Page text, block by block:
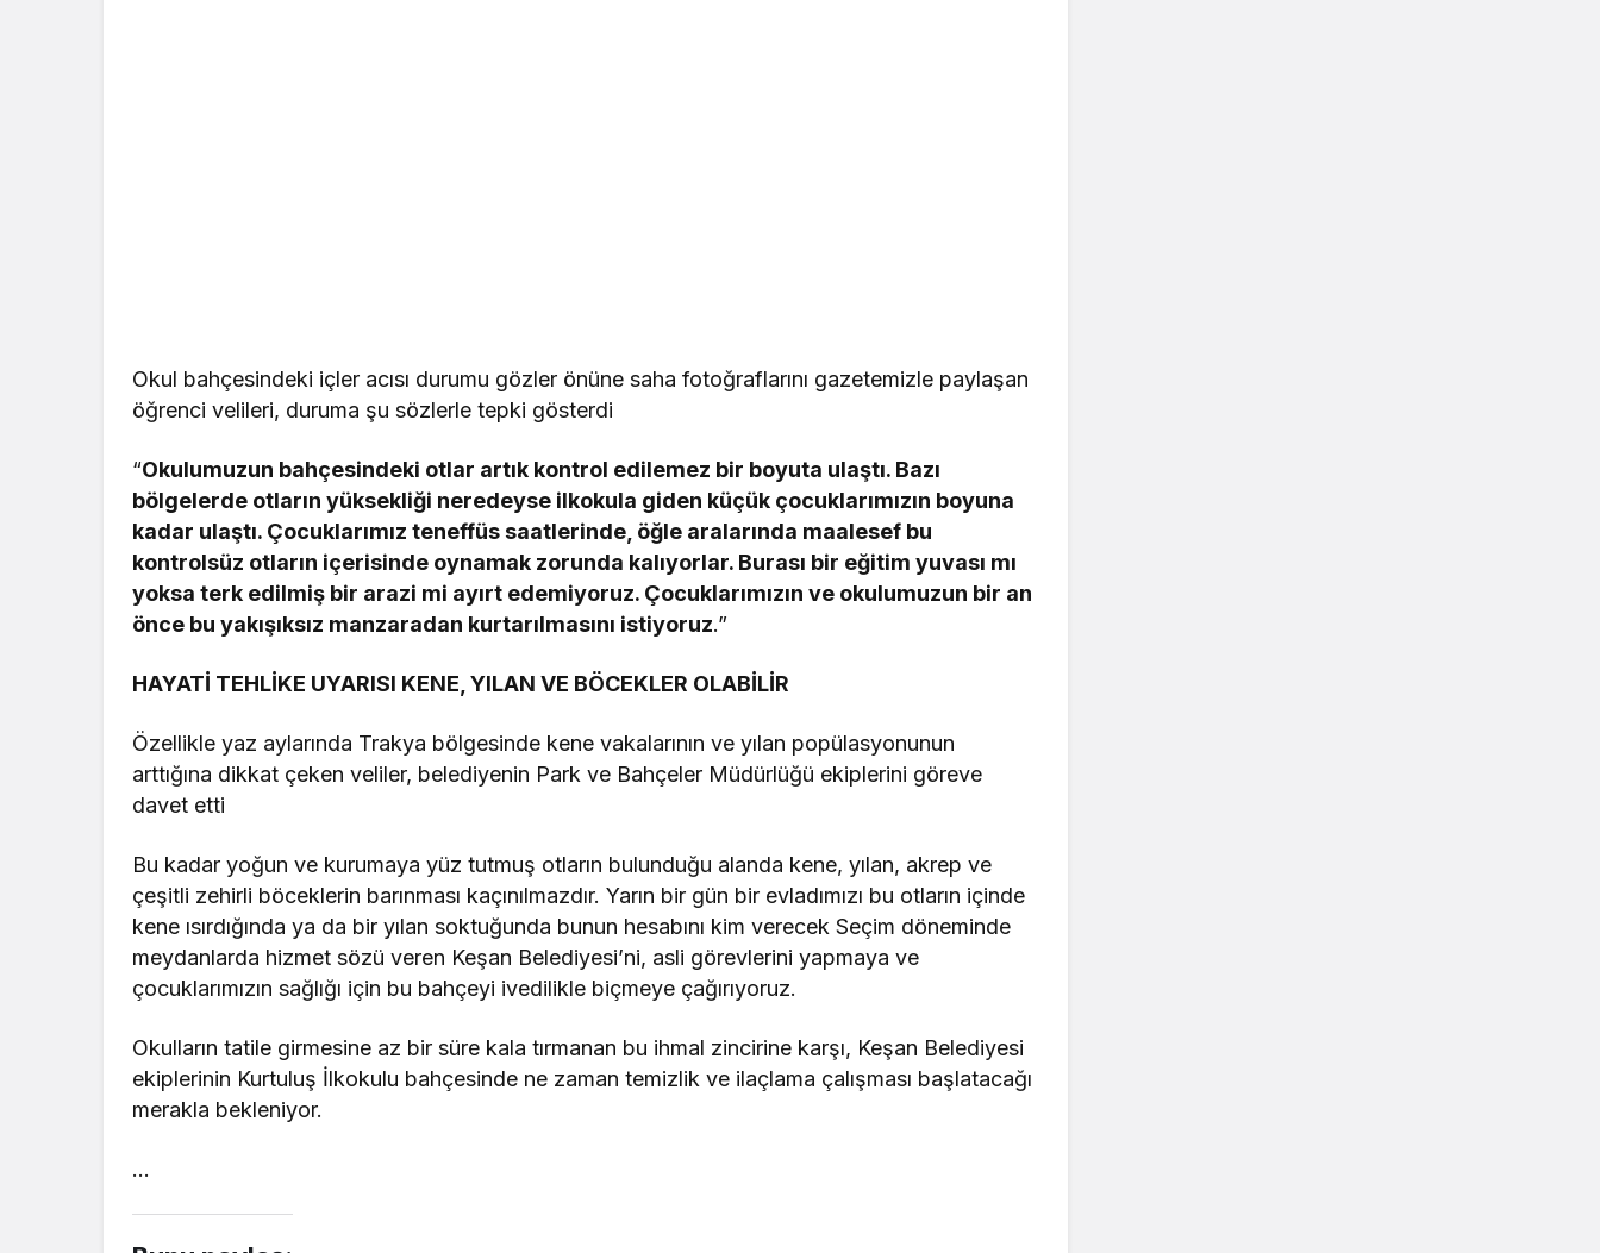
Okul bahçesindeki içler acısı durumu gözler önüne saha fotoğraflarını gazetemizle paylaşan
öğrenci velileri, duruma şu sözlerle tepki gösterdi
“Okulumuzun bahçesindeki otlar artık kontrol edilemez bir boyuta ulaştı. Bazı
bölgelerde otların yüksekliği neredeyse ilkokula giden küçük çocuklarımızın boyuna
kadar ulaştı. Çocuklarımız teneffüs saatlerinde, öğle aralarında maalesef bu
kontrolsüz otların içerisinde oynamak zorunda kalıyorlar. Burası bir eğitim yuvası mı
yoksa terk edilmiş bir arazi mi ayırt edemiyoruz. Çocuklarımızın ve okulumuzun bir an
önce bu yakışıksız manzaradan kurtarılmasını istiyoruz.”
HAYATİ TEHLİKE UYARISI KENE, YILAN VE BÖCEKLER OLABİLİR
Özellikle yaz aylarında Trakya bölgesinde kene vakalarının ve yılan popülasyonunun
arttığına dikkat çeken veliler, belediyenin Park ve Bahçeler Müdürlüğü ekiplerini göreve
davet etti
Bu kadar yoğun ve kurumaya yüz tutmuş otların bulunduğu alanda kene, yılan, akrep ve
çeşitli zehirli böceklerin barınması kaçınılmazdır. Yarın bir gün bir evladımızı bu otların içinde
kene ısırdığında ya da bir yılan soktuğunda bunun hesabını kim verecek Seçim döneminde
meydanlarda hizmet sözü veren Keşan Belediyesi’ni, asli görevlerini yapmaya ve
çocuklarımızın sağlığı için bu bahçeyi ivedilikle biçmeye çağırıyoruz.
Okulların tatile girmesine az bir süre kala tırmanan bu ihmal zincirine karşı, Keşan Belediyesi
ekiplerinin Kurtuluş İlkokulu bahçesinde ne zaman temizlik ve ilaçlama çalışması başlatacağı
merakla bekleniyor.
…